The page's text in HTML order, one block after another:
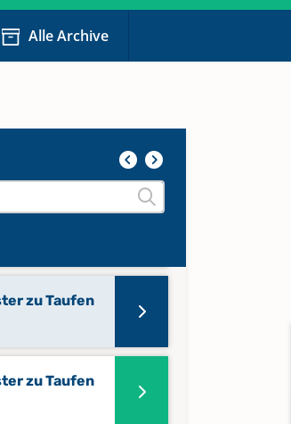
Alle Archive
zu
1811 - 1868
zu Taufen
zu Taufen